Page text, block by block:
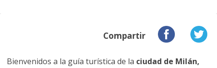
Compartir
Bienvenidos a la guía turística de la ciudad de Milán,